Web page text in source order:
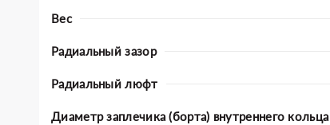
Вес
Радиальный зазор
Радиальный люфт
Диаметр заплечика (борта) внутреннего кольца